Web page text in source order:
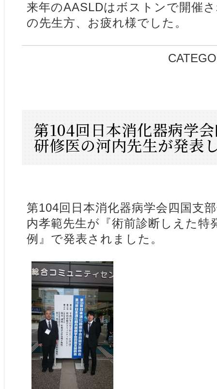
来年のAASLDはボストンで開催
の先生方、お疲れ様でした。
第104回日本消化器病学
研修医の河内先生が発表
第104回日本消化器病学会四国支
内孝範先生が『術前診断しえた特
例』で発表されました。